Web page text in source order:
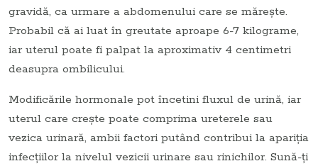
gravidă, ca urmare a abdomenului care se măreşte.
Probabil că ai luat în greutate aproape 6-7 kilograme,
iar uterul poate fi palpat la aproximativ 4 centimetri
deasupra ombilicului.
Modificările hormonale pot încetini fluxul de urină, iar
uterul care creşte poate comprima ureterele sau
vezica urinară, ambii factori putând contribui la apariţia
infecţiilor la nivelul vezicii urinare sau rinichilor. Sună-ţi